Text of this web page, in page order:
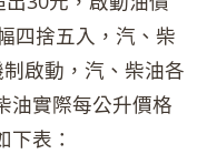
四捨五入，汽、柴
啟動，汽、柴油各
油實際每公升價格
表：